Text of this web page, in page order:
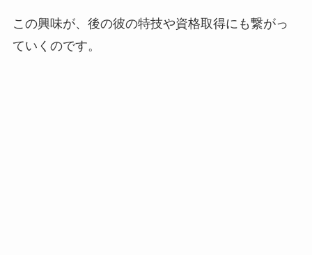
この興味が、後の彼の特技や資格取得にも繋がっ
ていくのです。